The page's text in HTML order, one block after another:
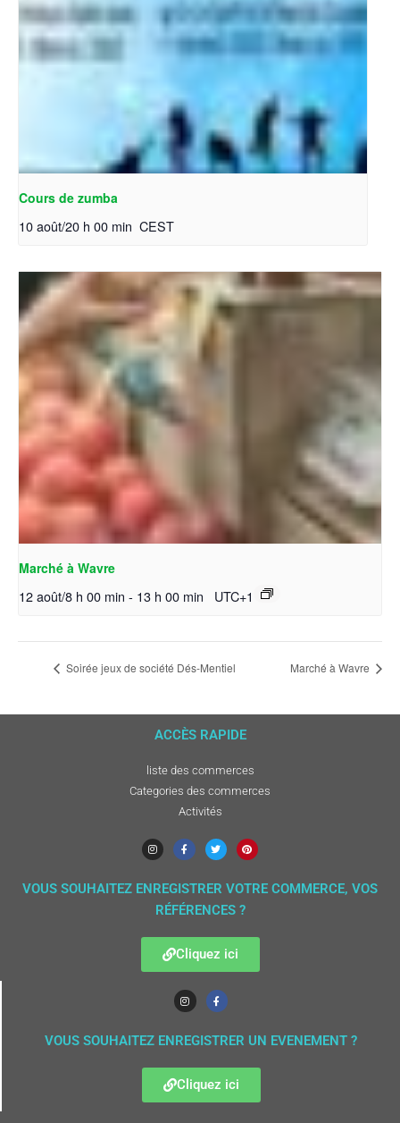
Cours de zumba
10 août/20 h 00 min CEST
Marché à Wavre
12 août/8 h 00 min - 13 h 00 min UTC+1
Soirée jeux de société Dés-Mentiel Marché à Wavre
ACCÈS RAPIDE
liste des commerces
Categories des commerces
Activités
VOUS SOUHAITEZ ENREGISTRER VOTRE COMMERCE, VOS
RÉFÉRENCES ?
Cliquez ici
VOUS SOUHAITEZ ENREGISTRER UN EVENEMENT ?
Cliquez ici